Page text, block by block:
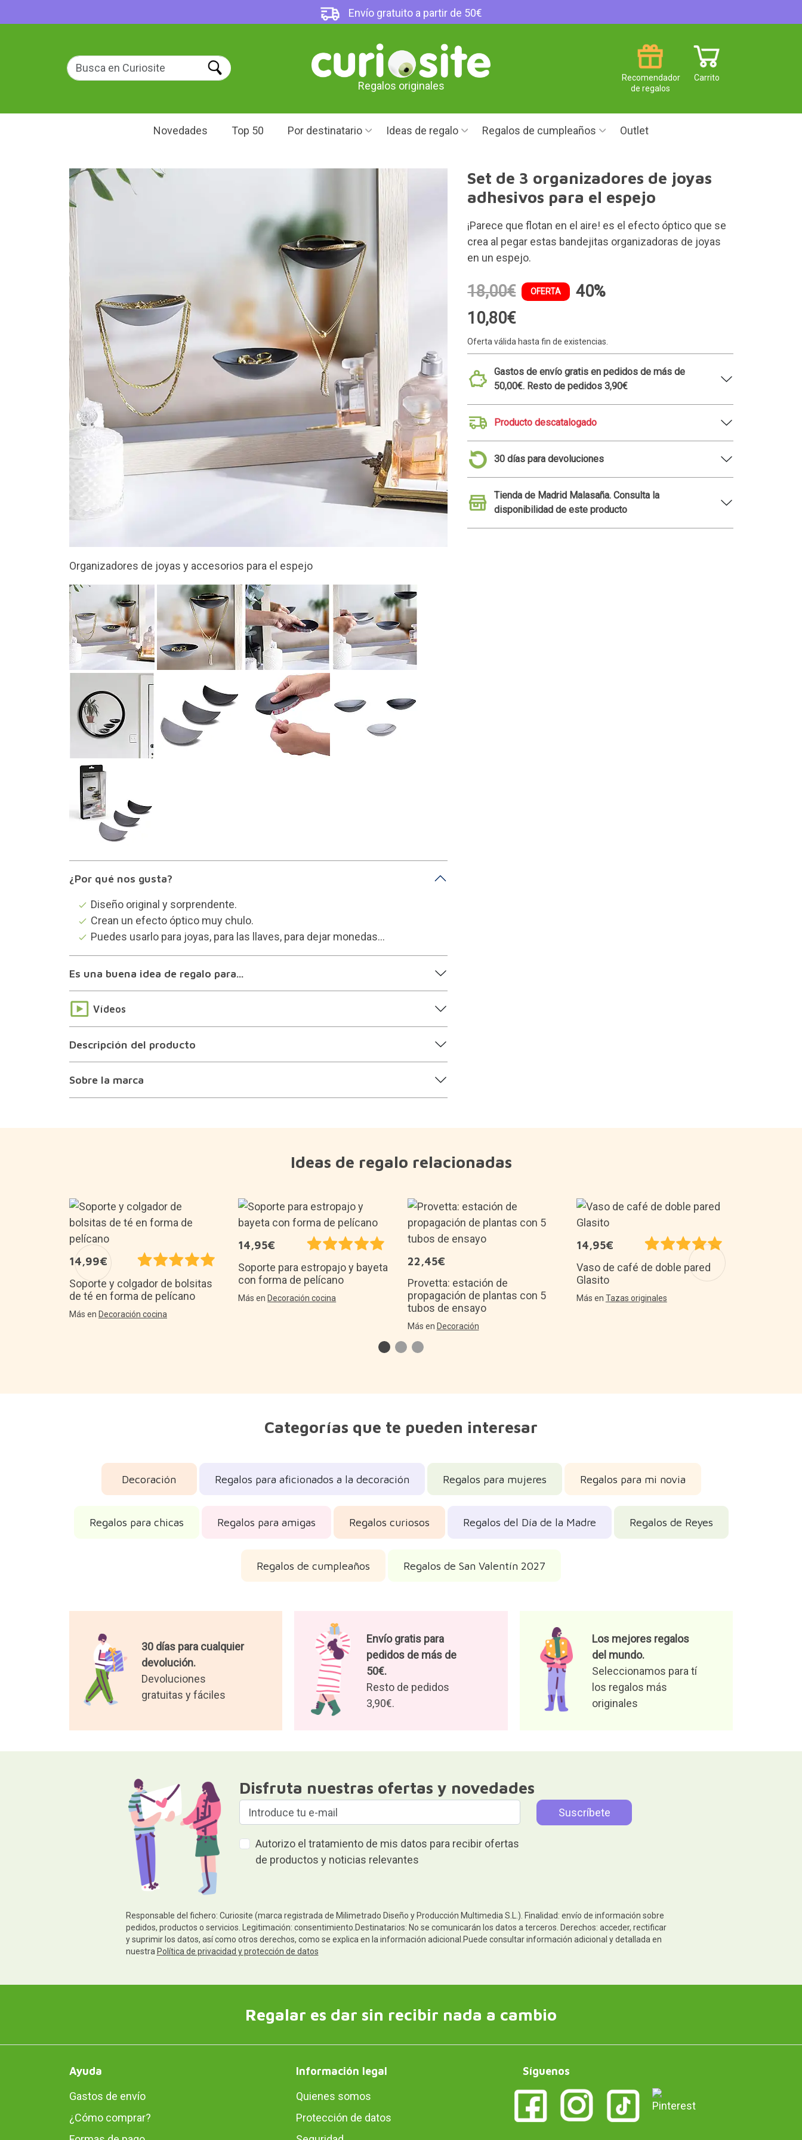
Envío gratuito a partir de 50€
Regalos originales
Carrito
Recomendador
de regalos
Novedades Top 50 Por destinatario Ideas de regalo Regalos de cumpleaños Outlet
Crean un efecto óptico muy chulo ¡parece que flotan!
Set de 3 organizadores de joyas
adhesivos para el espejo
¡Parece que flotan en el aire! es el efecto óptico que se
crea al pegar estas bandejitas organizadoras de joyas
en un espejo.
18,00€ OFERTA
40%
10,80€
Oferta válida hasta fin de existencias.
Gastos de envío gratis en pedidos de más de
50,00€. Resto de pedidos 3,90€
Producto descatalogado
30 días para devoluciones
Tienda de Madrid Malasaña. Consulta la
disponibilidad de este producto
¿Por qué nos gusta?
Diseño original y sorprendente.
Crean un efecto óptico muy chulo.
Puedes usarlo para joyas, para las llaves, para dejar monedas...
Es una buena idea de regalo para...
Vídeos
Descripción del producto
Sobre la marca
Ideas de regalo relacionadas
14,99€
Soporte y colgador de bolsitas
de té en forma de pelícano
Más en Decoración cocina
14,95€
Soporte para estropajo y bayeta
con forma de pelícano
Más en Decoración cocina
22,45€
Provetta: estación de
propagación de plantas con 5
tubos de ensayo
Más en Decoración
14,95€
Vaso de café de doble pared
Glasito
Más en Tazas originales
Categorías que te pueden interesar
Decoración Regalos para aficionados a la decoración Regalos para mujeres Regalos para mi novia
Regalos para chicas Regalos para amigas Regalos curiosos Regalos del Día de la Madre Regalos de Reyes
Regalos de cumpleaños Regalos de San Valentín 2027
30 días para cualquier
devolución.
Devoluciones
gratuitas y fáciles
Envío gratis para
pedidos de más de
50€.
Resto de pedidos
3,90€.
Los mejores regalos
del mundo.
Seleccionamos para tí
los regalos más
originales
Disfruta nuestras ofertas y novedades
Autorizo el tratamiento de mis datos para recibir ofertas
de productos y noticias relevantes
Responsable del fichero: Curiosite (marca registrada de Milimetrado Diseño y Producción Multimedia S.L.). Finalidad: envío de información sobre
pedidos, productos o servicios. Legitimación: consentimiento.Destinatarios: No se comunicarán los datos a terceros. Derechos: acceder, rectificar
y suprimir los datos, así como otros derechos, como se explica en la información adicional.Puede consultar información adicional y detallada en
nuestra Política de privacidad y protección de datos
Regalar es dar sin recibir nada a cambio
Ayuda
Gastos de envío
¿Cómo comprar?
Información legal
Quienes somos
Protección de datos
Síguenos